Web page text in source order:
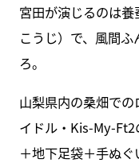
宮田が演じるのは養
こうじ）で、風間
ろ。
山梨県内の桑畑で
イドル・Kis-My-
＋地下足袋＋手ぬ